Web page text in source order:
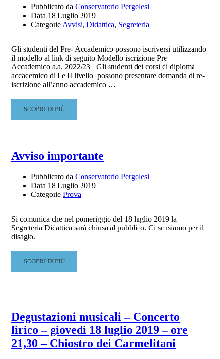
IL
PERIODO
ESTIVO
Pubblicato da Conservatorio Pergolesi
Data 18 Luglio 2019
Categorie Avvisi, Didattica, Segreteria
Gli studenti del Pre- Accademico possono iscriversi utilizzando
il modello al link di seguito Modello iscrizione Pre –
Accademico a.a. 2022/23 Gli studenti dei corsi di diploma
accademico di I e II livello possono presentare domanda di re-
iscrizione all’anno accademico …
READ
MORE
ALL’
2022-
23
PER
ANNI
SUCCESSIVI
AL
SCOPRI DI PIÙ
Avviso importante
Pubblicato da Conservatorio Pergolesi
Data 18 Luglio 2019
Categorie Prova
Si comunica che nel pomeriggio del 18 luglio 2019 la
Segreteria Didattica sarà chiusa al pubblico. Ci scusiamo per il
disagio.
READ
MORE
SCOPRI DI PIÙ
Degustazioni musicali – Concerto
lirico – giovedì 18 luglio 2019 – ore
21,30 – Chiostro dei Carmelitani